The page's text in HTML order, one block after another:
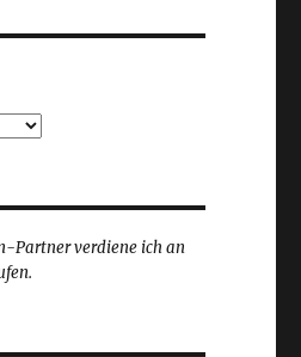
Partner verdiene ich an